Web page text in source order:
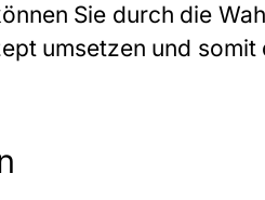
Sie durch die
umsetzen und somit